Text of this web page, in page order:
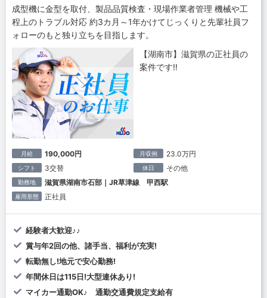
成型機に金型を取付、製品品質検査・現場作業者管理 機械や工
程上のトラブル対応 約3カ月～1年かけてじっくりと先輩社員フ
ォローのもと独り立ちを目指します。
【湖南市】滋賀県の正社員の
案件です!!
月給 190,000円 月収例 23.0万円
シフト 3交替 休日 その他
勤務地 滋賀県湖南市石部｜JR草津線 甲西駅
雇用形態 正社員
経験者大歓迎♪♪
賞与年2回の他、諸手当、福利が充実!
転勤無し!地元で安心勤務!
年間休日は115日!大型連休あり!
マイカー通勤OK♪ 通勤交通費規定支給有